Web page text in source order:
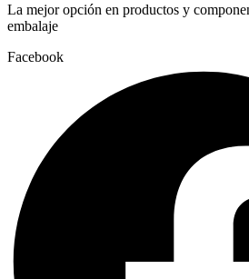
La mejor opción en productos y
embalaje
Facebook